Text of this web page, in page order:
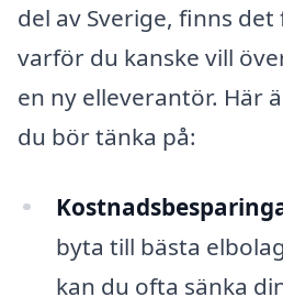
del av Sverige, finns
varför du kanske vill
en ny elleverantör. Här
du bör tänka på:
byta till bästa
kan du ofta sänka